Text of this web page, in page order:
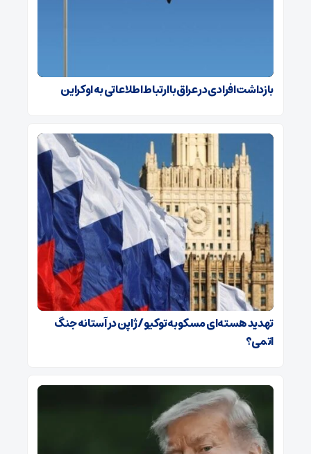
بازداشت افرادی در عراق با ارتباط اطلاعاتی به اوکراین
تهدید هسته‌ای مسکو به توکیو / ژاپن در آستانه جنگ
اتمی؟